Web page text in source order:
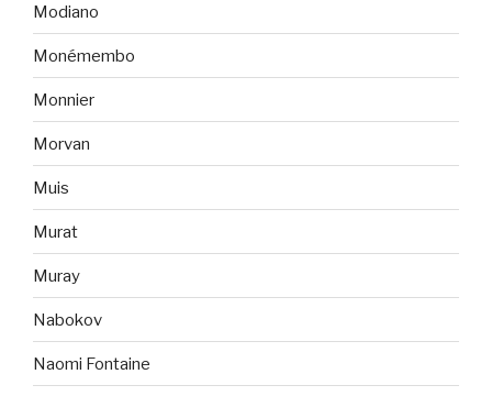
Modiano
Monémembo
Monnier
Morvan
Muis
Murat
Muray
Nabokov
Naomi Fontaine